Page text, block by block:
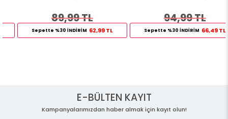
89,99 TL
Sepette %30 İNDİRİM 62,99 TL
94,99 TL
Sepette %30 İNDİRİM 66,49 TL
E-BÜLTEN KAYIT
Kampanyalarımızdan haber almak için kayıt olun!